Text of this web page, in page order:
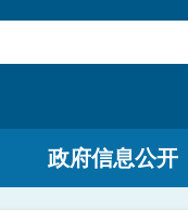
政府信息公开